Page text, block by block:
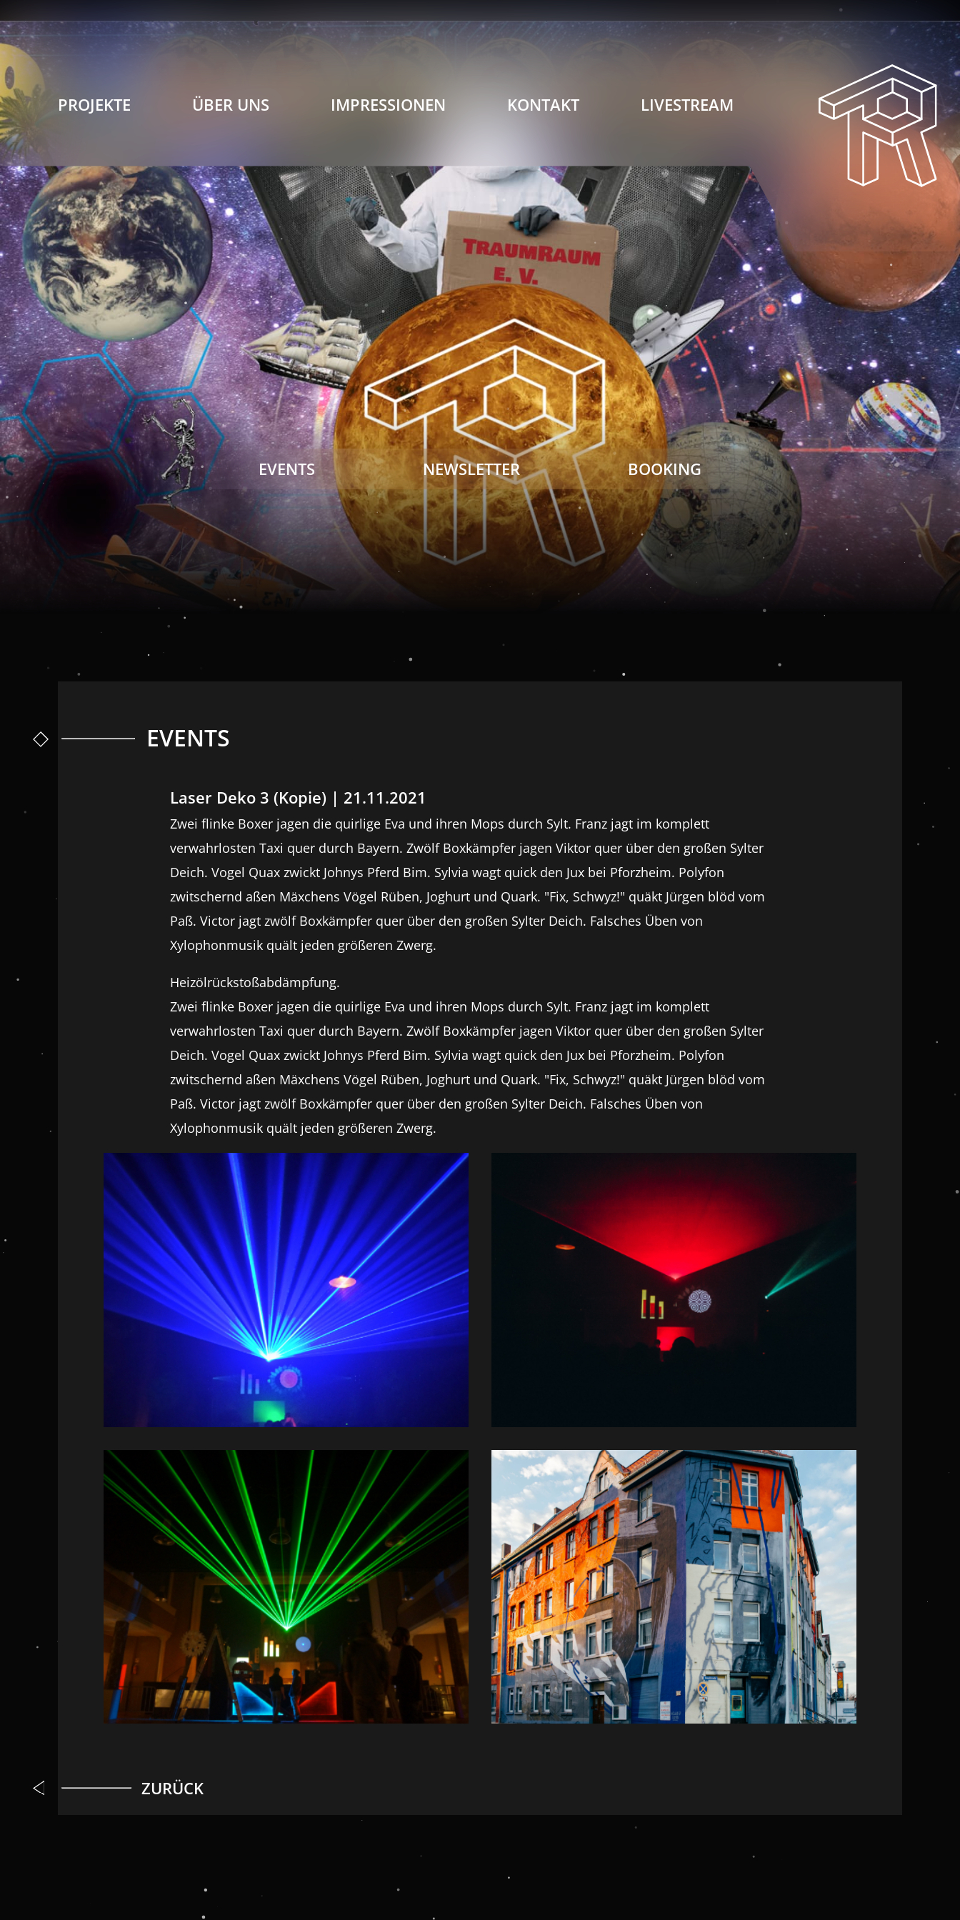
PROJEKTE ÜBER UNS IMPRESSIONEN KONTAKT LIVESTREAM
EVENTS NEWSLETTER BOOKING
EVENTS
Laser Deko 3 (Kopie) | 21.11.2021
Zwei flinke Boxer jagen die quirlige Eva und ihren Mops durch Sylt. Franz jagt im komplett
verwahrlosten Taxi quer durch Bayern. Zwölf Boxkämpfer jagen Viktor quer über den großen Sylter
Deich. Vogel Quax zwickt Johnys Pferd Bim. Sylvia wagt quick den Jux bei Pforzheim. Polyfon
zwitschernd aßen Mäxchens Vögel Rüben, Joghurt und Quark. "Fix, Schwyz!" quäkt Jürgen blöd vom
Paß. Victor jagt zwölf Boxkämpfer quer über den großen Sylter Deich. Falsches Üben von
Xylophonmusik quält jeden größeren Zwerg.
Heizölrückstoßabdämpfung.
Zwei flinke Boxer jagen die quirlige Eva und ihren Mops durch Sylt. Franz jagt im komplett
verwahrlosten Taxi quer durch Bayern. Zwölf Boxkämpfer jagen Viktor quer über den großen Sylter
Deich. Vogel Quax zwickt Johnys Pferd Bim. Sylvia wagt quick den Jux bei Pforzheim. Polyfon
zwitschernd aßen Mäxchens Vögel Rüben, Joghurt und Quark. "Fix, Schwyz!" quäkt Jürgen blöd vom
Paß. Victor jagt zwölf Boxkämpfer quer über den großen Sylter Deich. Falsches Üben von
Xylophonmusik quält jeden größeren Zwerg.
ZURÜCK